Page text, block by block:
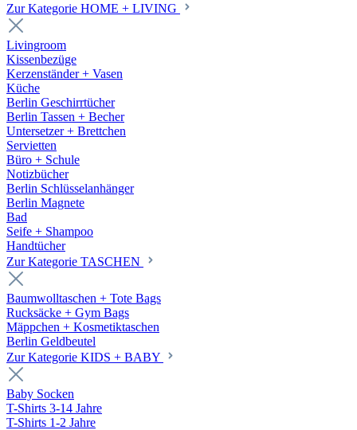
Zur Kategorie HOME + LIVING
Livingroom
Kissenbezüge
Kerzenständer + Vasen
Küche
Berlin Geschirrtücher
Berlin Tassen + Becher
Untersetzer + Brettchen
Servietten
Büro + Schule
Notizbücher
Berlin Schlüsselanhänger
Berlin Magnete
Bad
Seife + Shampoo
Handtücher
Zur Kategorie TASCHEN
Baumwolltaschen + Tote Bags
Rucksäcke + Gym Bags
Mäppchen + Kosmetiktaschen
Berlin Geldbeutel
Zur Kategorie KIDS + BABY
Baby Socken
T-Shirts 3-14 Jahre
T-Shirts 1-2 Jahre